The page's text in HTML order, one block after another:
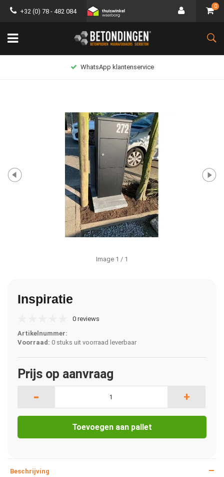
+32 (0) 78 - 482 084
0
WhatsApp klantenservice
Image 1 / 1
Inspiratie
0 reviews
Artikelnummer:
Voorraad: 0 stuks uit voorraad leverbaar
Prijs op aanvraag
- +
Toevoegen aan pallet
Beschrijving